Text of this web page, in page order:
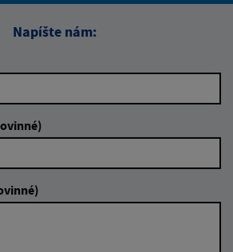
Napíšte nám: